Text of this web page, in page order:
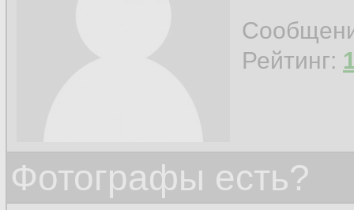
Рейтинг:
Фотографы есть?